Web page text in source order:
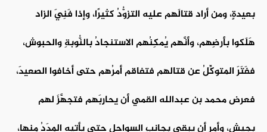
بعيدةٍ، ومن أراد قتالَهم عليه التزوُّدُ كثيرًا، وإذا فَنِيَ الزاد
هَلَكوا بأرضِهم، وأنَّهم يُمكِنُهم الاستنجادُ بالنُّوبةِ والحبوش،
ففَتَرَ المتوكِّلُ عن قتالهم فتفاقم أمرُهم حتى أخافوا الصعيدَ،
فعرض محمد بن عبدالله القمي أن يحارِبَهم فتجهَّزَ لهم
بجيشٍ، وأمر أن يبقى بجانبِ السواحل حتى يأتيه المدَدُ منها،